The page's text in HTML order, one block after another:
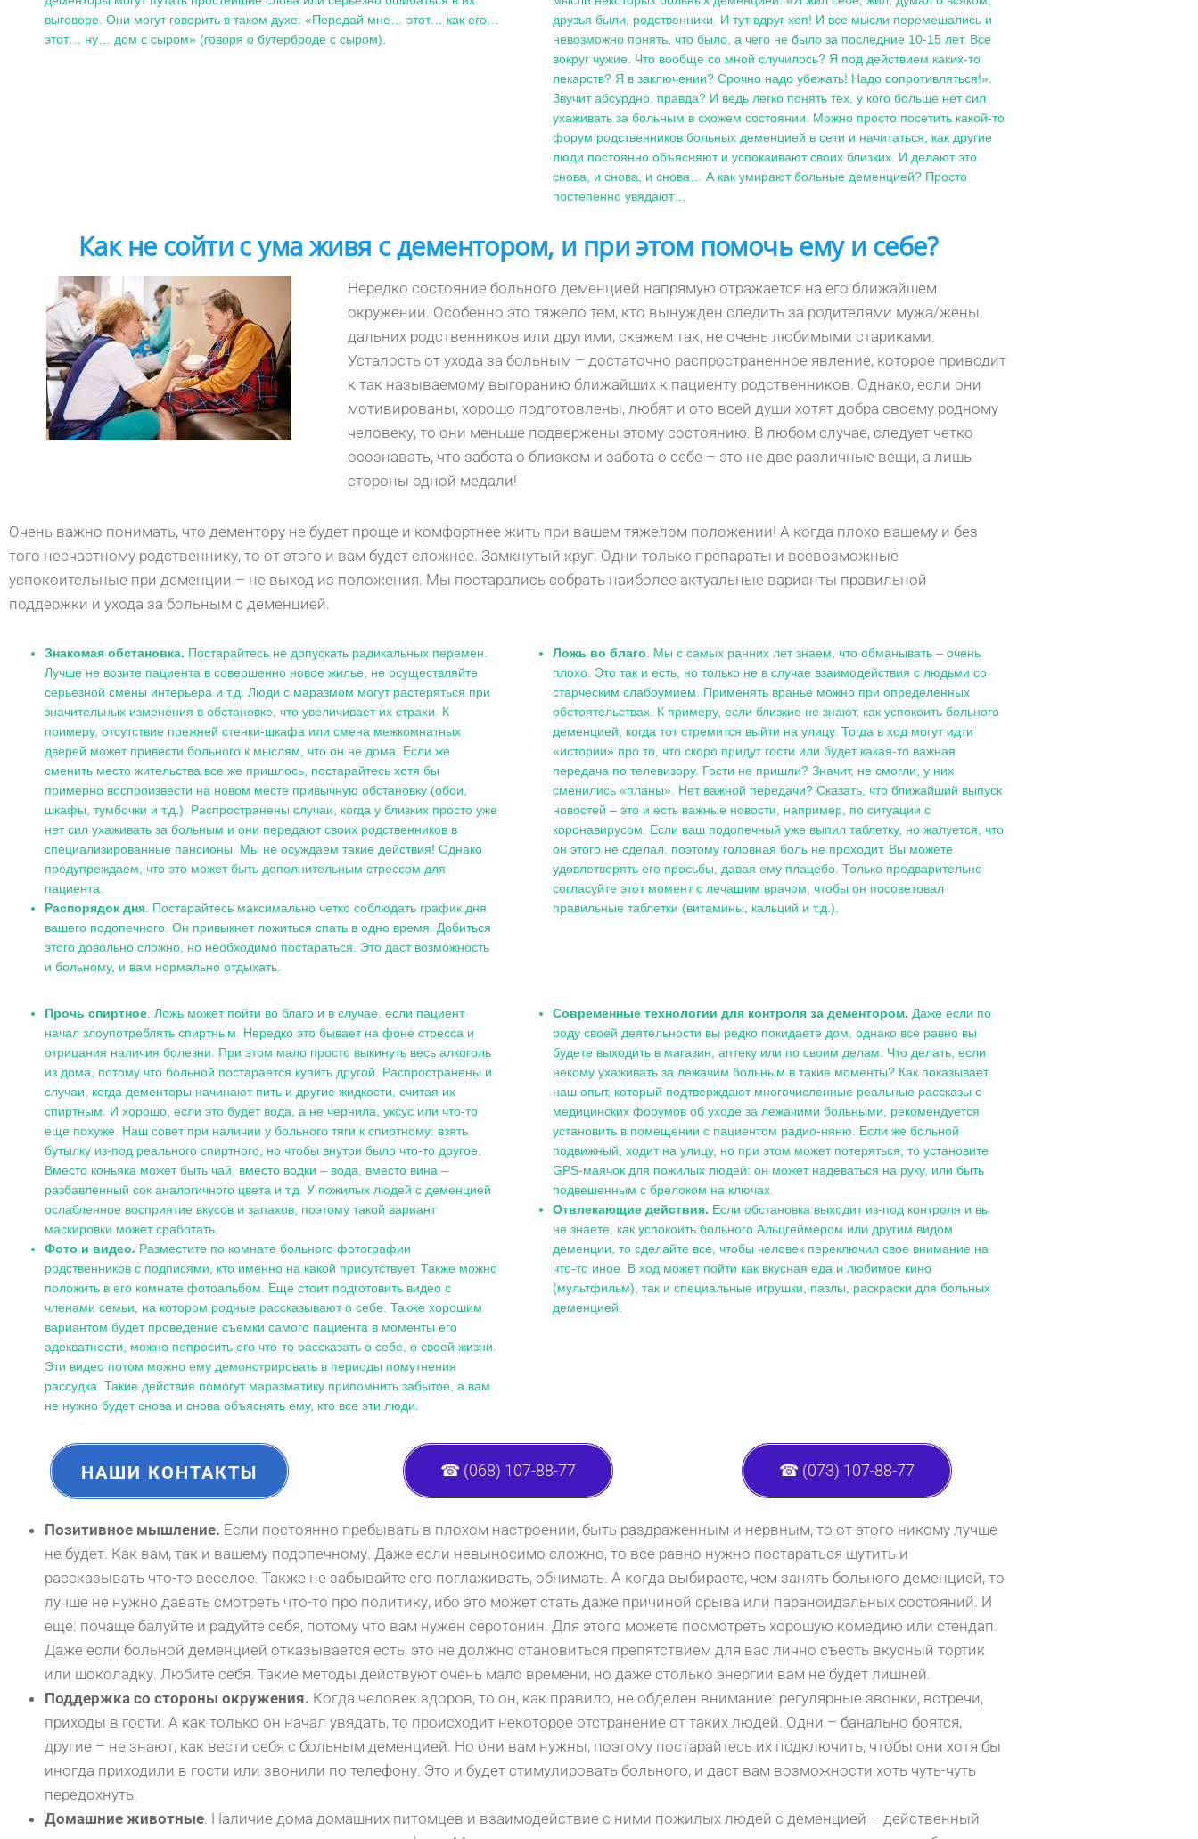
выговоре. Они могут говорить в таком духе: «Передай мне… этот… как его…
этот… ну… дом с сыром» (говоря о бутерброде с сыром).
друзья были, родственники. И тут вдруг хоп! И все мысли перемешались и
невозможно понять, что было, а чего не было за последние 10-15 лет. Все
вокруг чужие. Что вообще со мной случилось? Я под действием каких-то
лекарств? Я в заключении? Срочно надо убежать! Надо сопротивляться!».
Звучит абсурдно, правда? И ведь легко понять тех, у кого больше нет сил
ухаживать за больным в схожем состоянии. Можно просто посетить какой-то
форум родственников больных деменцией в сети и начитаться, как другие
люди постоянно объясняют и успокаивают своих близких. И делают это
снова, и снова, и снова… А как умирают больные деменцией? Просто
постепенно увядают…
Как не сойти с ума живя с дементором, и при этом помочь ему и себе?
Нередко состояние больного деменцией напрямую отражается на его ближайшем
окружении. Особенно это тяжело тем, кто вынужден следить за родителями мужа/жены,
дальних родственников или другими, скажем так, не очень любимыми стариками.
Усталость от ухода за больным – достаточно распространенное явление, которое приводит
к так называемому выгоранию ближайших к пациенту родственников. Однако, если они
мотивированы, хорошо подготовлены, любят и ото всей души хотят добра своему родному
человеку, то они меньше подвержены этому состоянию. В любом случае, следует четко
осознавать, что забота о близком и забота о себе – это не две различные вещи, а лишь
стороны одной медали!
Очень важно понимать, что дементору не будет проще и комфортнее жить при вашем тяжелом положении! А когда плохо вашему и без
того несчастному родственнику, то от этого и вам будет сложнее. Замкнутый круг. Одни только препараты и всевозможные
успокоительные при деменции – не выход из положения. Мы постарались собрать наиболее актуальные варианты правильной
поддержки и ухода за больным с деменцией.
Знакомая обстановка. Постарайтесь не допускать радикальных перемен.
Лучше не возите пациента в совершенно новое жилье, не осуществляйте
серьезной смены интерьера и т.д. Люди с маразмом могут растеряться при
значительных изменения в обстановке, что увеличивает их страхи. К
примеру, отсутствие прежней стенки-шкафа или смена межкомнатных
дверей может привести больного к мыслям, что он не дома. Если же
сменить место жительства все же пришлось, постарайтесь хотя бы
примерно воспроизвести на новом месте привычную обстановку (обои,
шкафы, тумбочки и т.д.). Распространены случаи, когда у близких просто уже
нет сил ухаживать за больным и они передают своих родственников в
специализированные пансионы. Мы не осуждаем такие действия! Однако
предупреждаем, что это может быть дополнительным стрессом для
пациента.
Распорядок дня . Постарайтесь максимально четко соблюдать график дня
вашего подопечного. Он привыкнет ложиться спать в одно время. Добиться
этого довольно сложно, но необходимо постараться. Это даст возможность
и больному, и вам нормально отдыхать.
Ложь во благо . Мы с самых ранних лет знаем, что обманывать – очень
плохо. Это так и есть, но только не в случае взаимодействия с людьми со
старческим слабоумием. Применять вранье можно при определенных
обстоятельствах. К примеру, если близкие не знают, как успокоить больного
деменцией, когда тот стремится выйти на улицу. Тогда в ход могут идти
«истории» про то, что скоро придут гости или будет какая-то важная
передача по телевизору. Гости не пришли? Значит, не смогли, у них
сменились «планы». Нет важной передачи? Сказать, что ближайший выпуск
новостей – это и есть важные новости, например, по ситуации с
коронавирусом. Если ваш подопечный уже выпил таблетку, но жалуется, что
он этого не сделал, поэтому головная боль не проходит. Вы можете
удовлетворять его просьбы, давая ему плацебо. Только предварительно
согласуйте этот момент с лечащим врачом, чтобы он посоветовал
правильные таблетки (витамины, кальций и т.д.).
Прочь спиртное . Ложь может пойти во благо и в случае, если пациент
начал злоупотреблять спиртным. Нередко это бывает на фоне стресса и
отрицания наличия болезни. При этом мало просто выкинуть весь алкоголь
из дома, потому что больной постарается купить другой. Распространены и
случаи, когда дементоры начинают пить и другие жидкости, считая их
спиртным. И хорошо, если это будет вода, а не чернила, уксус или что-то
еще похуже. Наш совет при наличии у больного тяги к спиртному: взять
бутылку из-под реального спиртного, но чтобы внутри было что-то другое.
Вместо коньяка может быть чай, вместо водки – вода, вместо вина –
разбавленный сок аналогичного цвета и т.д. У пожилых людей с деменцией
ослабленное восприятие вкусов и запахов, поэтому такой вариант
маскировки может сработать.
Фото и видео. Разместите по комнате больного фотографии
родственников с подписями, кто именно на какой присутствует. Также можно
положить в его комнате фотоальбом. Еще стоит подготовить видео с
членами семьи, на котором родные рассказывают о себе. Также хорошим
вариантом будет проведение съемки самого пациента в моменты его
адекватности, можно попросить его что-то рассказать о себе, о своей жизни.
Эти видео потом можно ему демонстрировать в периоды помутнения
рассудка. Такие действия помогут маразматику припомнить забытое, а вам
не нужно будет снова и снова объяснять ему, кто все эти люди.
Современные технологии для контроля за дементором. Даже если по
роду своей деятельности вы редко покидаете дом, однако все равно вы
будете выходить в магазин, аптеку или по своим делам. Что делать, если
некому ухаживать за лежачим больным в такие моменты? Как показывает
наш опыт, который подтверждают многочисленные реальные рассказы с
медицинских форумов об уходе за лежачими больными, рекомендуется
установить в помещении с пациентом радио-няню. Если же больной
подвижный, ходит на улицу, но при этом может потеряться, то установите
GPS-маячок для пожилых людей: он может надеваться на руку, или быть
подвешенным с брелоком на ключах.
Отвлекающие действия. Если обстановка выходит из-под контроля и вы
не знаете, как успокоить больного Альцгеймером или другим видом
деменции, то сделайте все, чтобы человек переключил свое внимание на
что-то иное. В ход может пойти как вкусная еда и любимое кино
(мультфильм), так и специальные игрушки, пазлы, раскраски для больных
деменцией.
НАШИ КОНТАКТЫ ☎ (068) 107-88-77 ☎ (073) 107-88-77
Позитивное мышление. Если постоянно пребывать в плохом настроении, быть раздраженным и нервным, то от этого никому лучше
не будет. Как вам, так и вашему подопечному. Даже если невыносимо сложно, то все равно нужно постараться шутить и
рассказывать что-то веселое. Также не забывайте его поглаживать, обнимать. А когда выбираете, чем занять больного деменцией, то
лучше не нужно давать смотреть что-то про политику, ибо это может стать даже причиной срыва или параноидальных состояний. И
еще: почаще балуйте и радуйте себя, потому что вам нужен серотонин. Для этого можете посмотреть хорошую комедию или стендап.
Даже если больной деменцией отказывается есть, это не должно становиться препятствием для вас лично съесть вкусный тортик
или шоколадку. Любите себя. Такие методы действуют очень мало времени, но даже столько энергии вам не будет лишней.
Поддержка со стороны окружения. Когда человек здоров, то он, как правило, не обделен внимание: регулярные звонки, встречи,
приходы в гости. А как только он начал увядать, то происходит некоторое отстранение от таких людей. Одни – банально боятся,
другие – не знают, как вести себя с больным деменцией. Но они вам нужны, поэтому постарайтесь их подключить, чтобы они хотя бы
иногда приходили в гости или звонили по телефону. Это и будет стимулировать больного, и даст вам возможности хоть чуть-чуть
передохнуть.
Домашние животные. Наличие дома домашних питомцев и взаимодействие с ними пожилых людей с деменцией – действенный